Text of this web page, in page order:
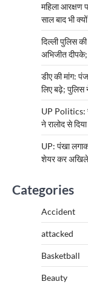
महिला आरक्षण
साल बाद भी
दिल्ली पुलिस
अभिजीत
डीए की मांग:
लिए बढ़े; पुलिस
UP Politics:
ने रालोद से
UP: पंखा
शेयर कर
Categories
Accident
attacked
Basketball
Beauty